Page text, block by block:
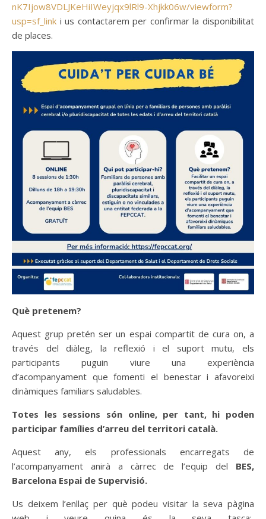
nK7Ijow8VDLJKeHiIWeyjqx9lRl9-Xhjkk06w/viewform?
usp=sf_link i us contactarem per confirmar la disponibilitat
de places.
Què pretenem?
Aquest grup pretén ser un espai compartit de cura on, a
través del diàleg, la reflexió i el suport mutu, els
participants puguin viure una experiència
d’acompanyament que fomenti el benestar i afavoreixi
dinàmiques familiars saludables.
Totes les sessions són online, per tant, hi poden
participar famílies d’arreu del territori català.
Aquest any, els professionals encarregats de
l’acompanyament anirà a càrrec de l’equip del BES,
Barcelona Espai de Supervisió.
Us deixem l’enllaç per què podeu visitar la seva pàgina